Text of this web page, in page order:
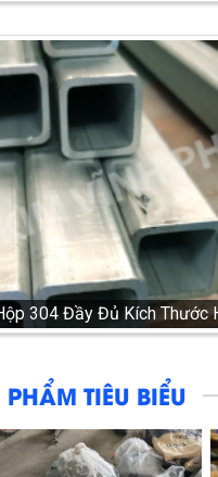
304 Đầy Đủ Kích Thước
TIÊU BIỂU